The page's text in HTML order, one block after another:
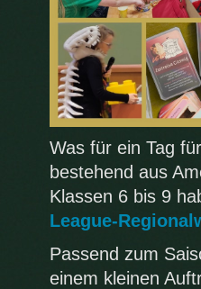
Was für ein Tag
bestehend aus
Klassen 6 bis 9
League-
Passend zum
einem kleinen